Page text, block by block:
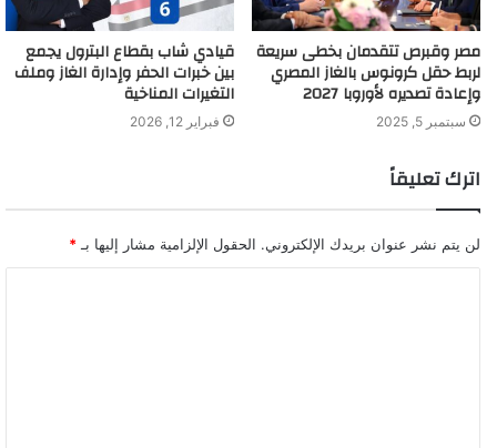
مصر وقبرص تتقدمان بخطى سريعة
لربط حقل كرونوس بالغاز المصري
وإعادة تصديره لأوروبا 2027
سبتمبر 5, 2025
قيادي شاب بقطاع البترول يجمع
بين خبرات الحفر وإدارة الغاز وملف
التغيرات المناخية
فبراير 12, 2026
اترك تعليقاً
لن يتم نشر عنوان بريدك الإلكتروني. الحقول الإلزامية مشار إليها بـ *